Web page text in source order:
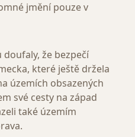
jmění pouze v
že bezpečí
které ještě držela
územích obsazených
své cesty na západ
také územím